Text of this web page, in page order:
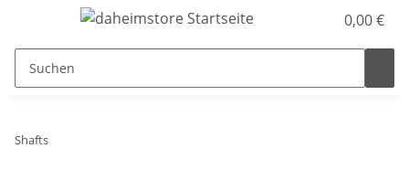
0,00 €
Shafts